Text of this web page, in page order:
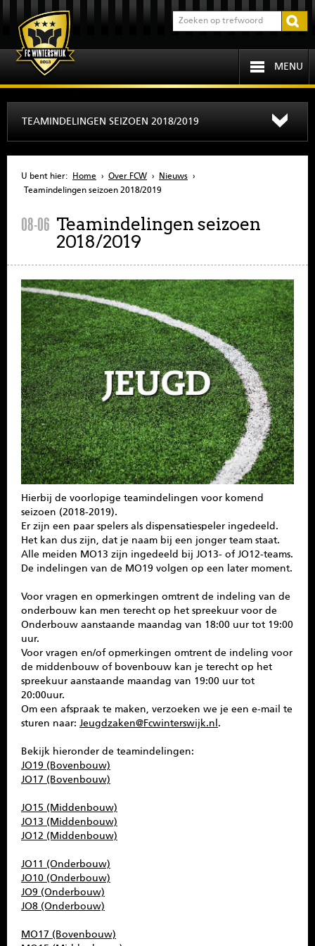
MENU
OVER FCW
INFORMATIE
SENIOREN
SPONSOREN
CONTACT
MENU
TEAMINDELINGEN SEIZOEN 2018/2019
U bent hier: Home › Over FCW › Nieuws ›
Teamindelingen seizoen 2018/2019
08-06 Teamindelingen seizoen
2018/2019
Hierbij de voorlopige teamindelingen voor komend
seizoen (2018-2019).
Er zijn een paar spelers als dispensatiespeler ingedeeld.
Het kan dus zijn, dat je naam bij een jonger team staat.
Alle meiden MO13 zijn ingedeeld bij JO13- of JO12-teams.
De indelingen van de MO19 volgen op een later moment.
Voor vragen en opmerkingen omtrent de indeling van de
onderbouw kan men terecht op het spreekuur voor de
Onderbouw aanstaande maandag van 18:00 uur tot 19:00
uur.
Voor vragen en/of opmerkingen omtrent de indeling voor
de middenbouw of bovenbouw kan je terecht op het
spreekuur aanstaande maandag van 19:00 uur tot
20:00uur.
Om een afspraak te maken, verzoeken we je een e-mail te
sturen naar: Jeugdzaken@Fcwinterswijk.nl .
Bekijk hieronder de teamindelingen:
JO19 (Bovenbouw)
JO17 (Bovenbouw)
JO15 (Middenbouw)
JO13 (Middenbouw)
JO12 (Middenbouw)
JO11 (Onderbouw)
JO10 (Onderbouw)
JO9 (Onderbouw)
JO8 (Onderbouw)
MO17 (Bovenbouw)